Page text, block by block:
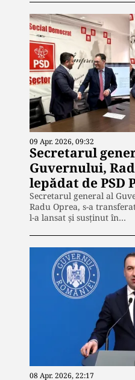
09 Apr. 2026, 09:32
Secretarul
Guvernului,
lepădat de PSD
Secretarul general al
Radu Oprea, s-a
l-a lansat și susținut în…
08 Apr. 2026, 22:17